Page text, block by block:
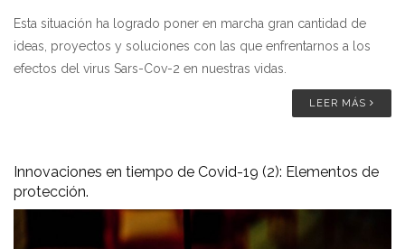
Esta situación ha logrado poner en marcha gran cantidad de
ideas, proyectos y soluciones con las que enfrentarnos a los
efectos del virus Sars-Cov-2 en nuestras vidas.
LEER MÁS
Innovaciones en tiempo de Covid-19 (2): Elementos de
protección.